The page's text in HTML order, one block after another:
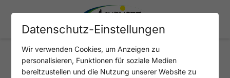
FAMILIENRESORT BUCHAU
Datenschutz-Einstellungen
Wir verwenden Cookies, um Anzeigen zu
personalisieren, Funktionen für soziale Medien
bereitzustellen und die Nutzung unserer Website zu